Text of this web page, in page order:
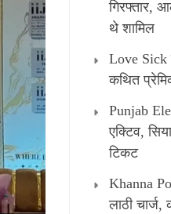
गिरफ्तार,
थे शामिल
Love Sick
कथित
Punjab
एक्टिव,
टिकट
Khanna
लाठी